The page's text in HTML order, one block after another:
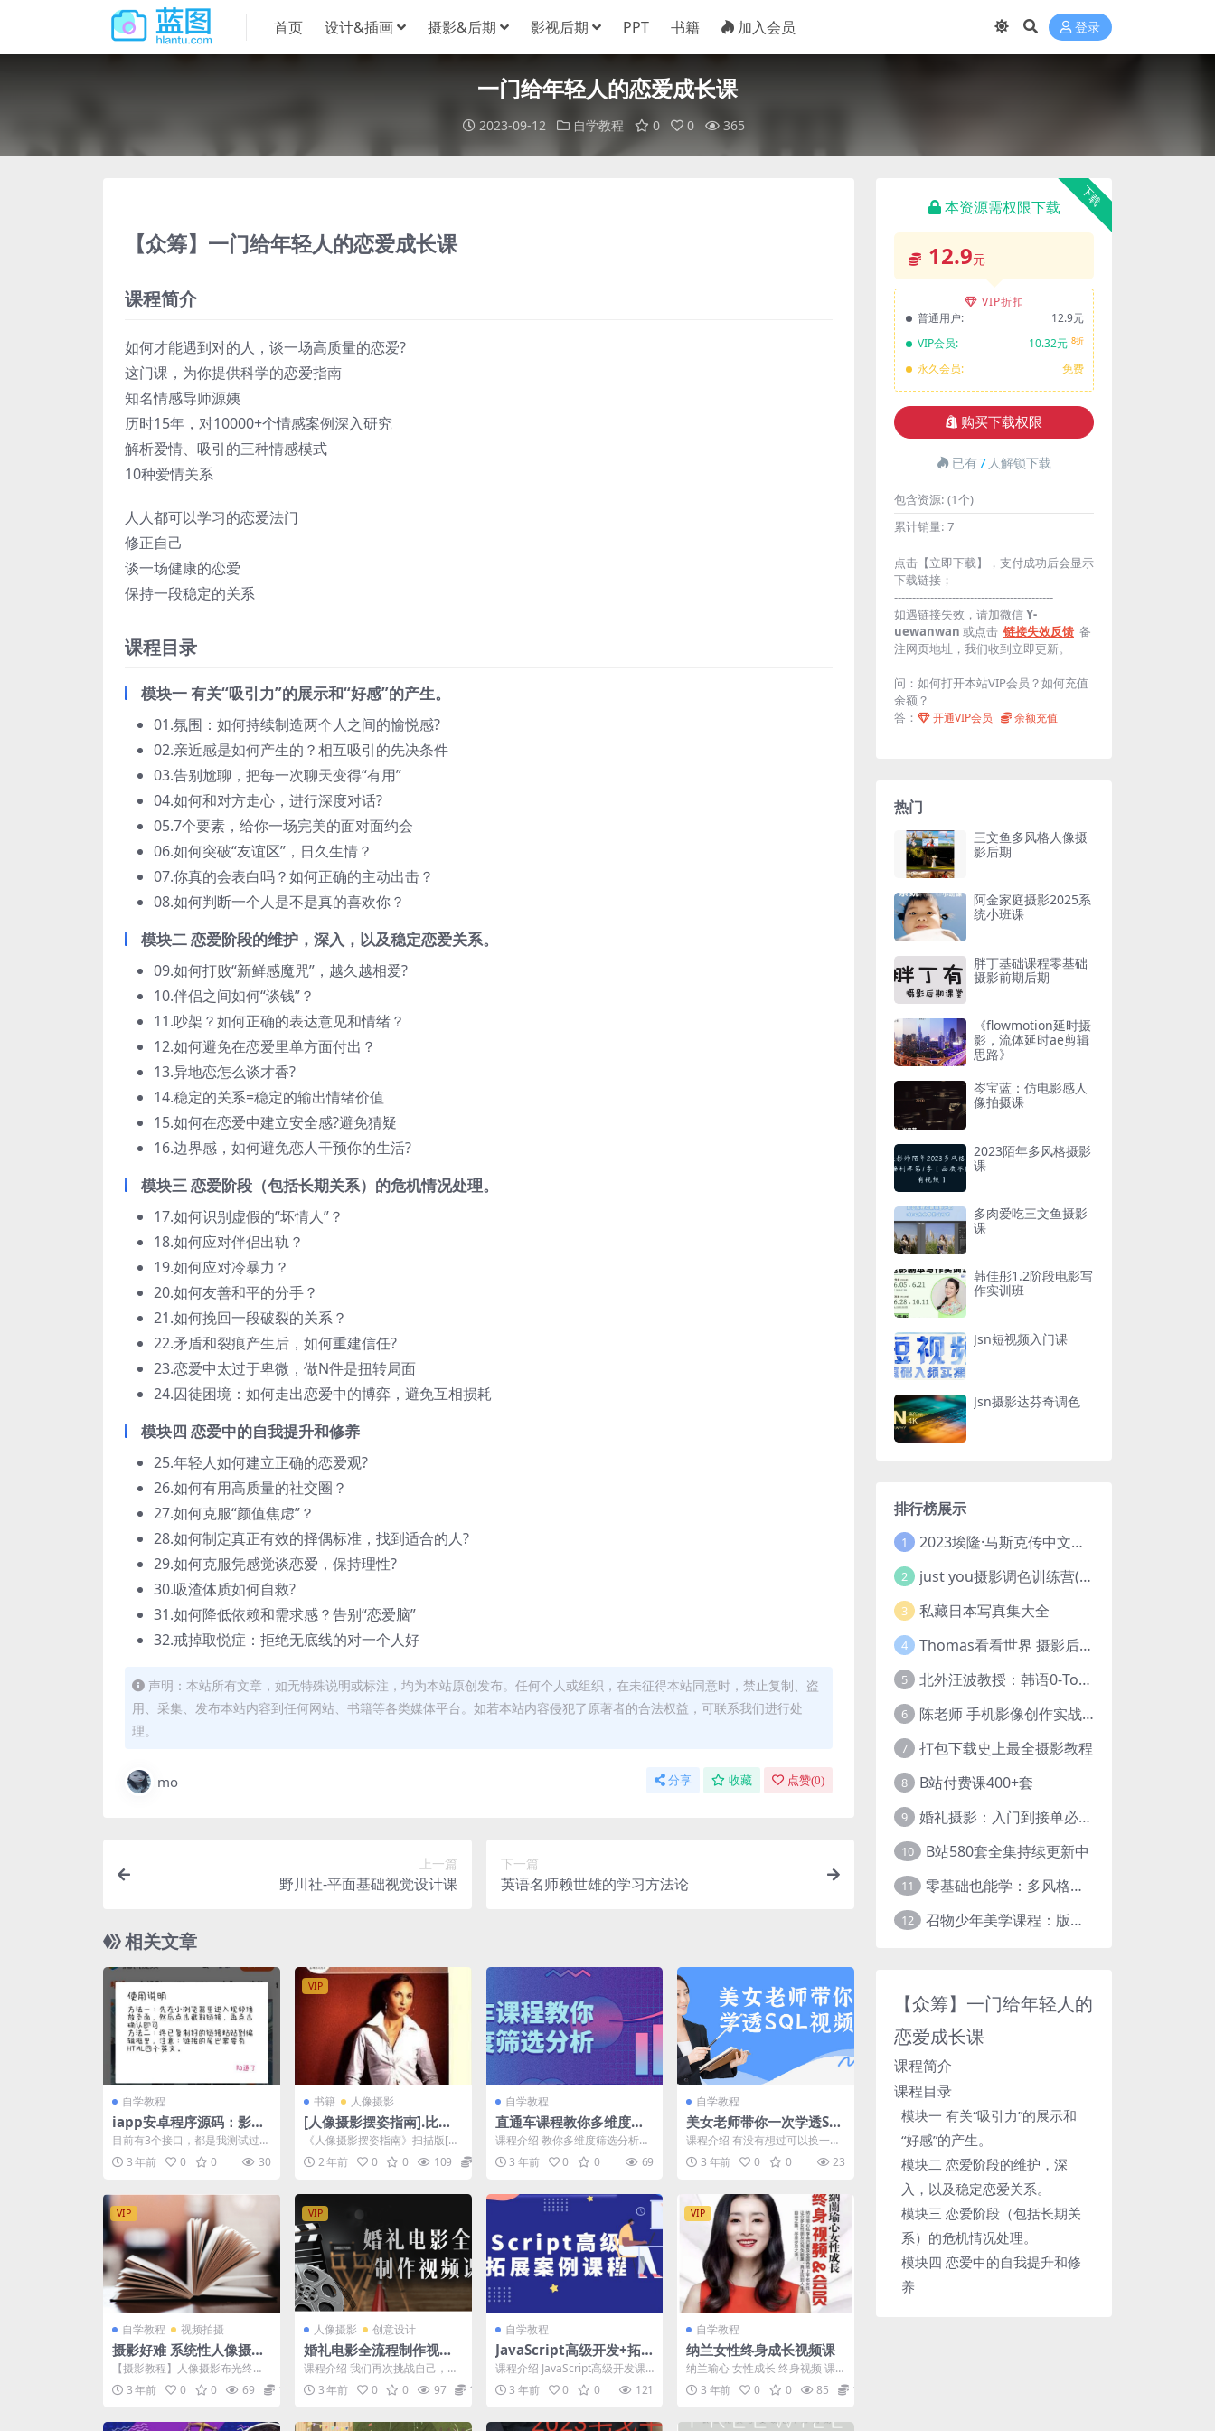
首页 设计&插画 摄影&后期 影视后期 PPT 书籍 加入会员 登录
一门给年轻人的恋爱成长课
2023-09-12 自学教程 0 0 365
【众筹】一门给年轻人的恋爱成长课
课程简介
如何才能遇到对的人，谈一场高质量的恋爱?
这门课，为你提供科学的恋爱指南
知名情感导师源姨
历时15年，对10000+个情感案例深入研究
解析爱情、吸引的三种情感模式
10种爱情关系
人人都可以学习的恋爱法门
修正自己
谈一场健康的恋爱
保持一段稳定的关系
课程目录
模块一 有关“吸引力”的展示和“好感”的产生。
01.氛围：如何持续制造两个人之间的愉悦感?
02.亲近感是如何产生的？相互吸引的先决条件
03.告别尬聊，把每一次聊天变得“有用”
04.如何和对方走心，进行深度对话?
05.7个要素，给你一场完美的面对面约会
06.如何突破“友谊区”，日久生情？
07.你真的会表白吗？如何正确的主动出击？
08.如何判断一个人是不是真的喜欢你？
模块二 恋爱阶段的维护，深入，以及稳定恋爱关系。
09.如何打败“新鲜感魔咒”，越久越相爱?
10.伴侣之间如何“谈钱”？
11.吵架？如何正确的表达意见和情绪？
12.如何避免在恋爱里单方面付出？
13.异地恋怎么谈才香?
14.稳定的关系=稳定的输出情绪价值
15.如何在恋爱中建立安全感?避免猜疑
16.边界感，如何避免恋人干预你的生活?
模块三 恋爱阶段（包括长期关系）的危机情况处理。
17.如何识别虚假的“坏情人”？
18.如何应对伴侣出轨？
19.如何应对冷暴力？
20.如何友善和平的分手？
21.如何挽回一段破裂的关系？
22.矛盾和裂痕产生后，如何重建信任?
23.恋爱中太过于卑微，做N件是扭转局面
24.囚徒困境：如何走出恋爱中的博弈，避免互相损耗
模块四 恋爱中的自我提升和修养
25.年轻人如何建立正确的恋爱观?
26.如何有用高质量的社交圈？
27.如何克服“颜值焦虑”？
28.如何制定真正有效的择偶标准，找到适合的人?
29.如何克服凭感觉谈恋爱，保持理性?
30.吸渣体质如何自救?
31.如何降低依赖和需求感？告别“恋爱脑”
32.戒掉取悦症：拒绝无底线的对一个人好
声明：本站所有文章，如无特殊说明或标注，均为本站原创发布。任何个人或组织，在未征得本站同意时，禁止复制、盗
用、采集、发布本站内容到任何网站、书籍等各类媒体平台。如若本站内容侵犯了原著者的合法权益，可联系我们进行处
理。
mo 分享 收藏 点赞(0)
上一篇
野川社-平面基础视觉设计课
下一篇
英语名师赖世雄的学习方法论
相关文章
自学教程
iapp安卓程序源码：影视
解析
目前有3个接口，都是我测试过
的，没有广告弹窗的那种。 还在
学习IAPP的可以学习...
3 年前 0 0 30
VIP
书籍 人像摄影
[人像摄影摆姿指南].比尔.
赫特尔.扫描版
《人像摄影摆姿指南》扫描版[P
DF] 内容简介： 摆姿基本规则、
头...2 年前 0 0 109
自学教程
直通车课程教你多维度筛
选分析
课程介绍 教你多维度筛选分析数
据，优化店铺及流量增长，通过
学习本直通车内容，有助...
3 年前 0 0 69
自学教程
美女老师带你一次学透SQ
L视频课程
课程介绍 有没有想过可以换一个
视角学习数据库，相信很多DBA
在日常的数据库运维工...
3 年前 0 0 23
VIP
自学教程 视频拍摄
摄影好难 系统性人像摄影
用光教程
【摄影教程】人像摄影布光终极
指南：自然光、城市光与人造光
语： “光”是决定摄影...
3 年前 0 0 69 12.9
VIP
人像摄影 创意设计
婚礼电影全流程制作视频
课程
课程介绍 我们再次挑战自己，同
时也成为了RED、索尼，佳能、
罗德等知名摄影器材公...
3 年前 0 0 97 12.9
自学教程
JavaScript高级开发+拓
展案例课程
课程介绍 JavaScript高级开发课
程由包括面向对象介绍及应用，
继承和函数进...
3 年前 0 0 121
VIP
自学教程
纳兰女性终身成长视频课
纳兰瑜心 女性成长 终身视频 课
程完结 培训视频 2022-04-21 21:
5...3 年前 0 0 85 19.9
下载
本资源需权限下载
12.9元
VIP折扣
普通用户:
12.9元
VIP会员:
10.32元 8折
永久会员: 免费
购买下载权限
已有7 人解锁下载
包含资源: (1个)
累计销量: 7
点击【立即下载】，支付成功后会显示
下载链接；
--------------------------------------------
如遇链接失效，请加微信Y-
uewanwan 或点击 链接失效反馈 备
注网页地址，我们收到立即更新。
--------------------------------------------
问：如何打开本站VIP会员？如何充值
余额？
答：
开通VIP会员 余额充值
热门
三文鱼多风格人像摄
影后期
阿金家庭摄影2025系
统小班课
胖丁基础课程零基础
摄影前期后期
《flowmotion延时摄
影，流体延时ae剪辑
思路》
岑宝蓝：仿电影感人
像拍摄课
2023陌年多风格摄影
课
多肉爱吃三文鱼摄影
课
韩佳彤1.2阶段电影写
作实训班
Jsn短视频入门课
Jsn摄影达芬奇调色
排行榜展示
1 2023埃隆·马斯克传中文版 电子书pdf
2 just you摄影调色训练营(已加密}
3 私藏日本写真集大全
4 Thomas看看世界 摄影后期调色：给摄影爱好者的色彩课 网盘下载
5 北外汪波教授：韩语0-Topik6全程班
6 陈老师 手机影像创作实战课程：从入门到精通【完结】
7 打包下载史上最全摄影教程
8 B站付费课400+套
9 婚礼摄影：入门到接单必修课
10 B站580套全集持续更新中
11 零基础也能学：多风格人像摄影系统课
12 召物少年美学课程：版式与视觉第五期
【众筹】一门给年轻人的
恋爱成长课
课程简介
课程目录
模块一 有关“吸引力”的展示和
“好感”的产生。
模块二 恋爱阶段的维护，深
入，以及稳定恋爱关系。
模块三 恋爱阶段（包括长期关
系）的危机情况处理。
模块四 恋爱中的自我提升和修
养